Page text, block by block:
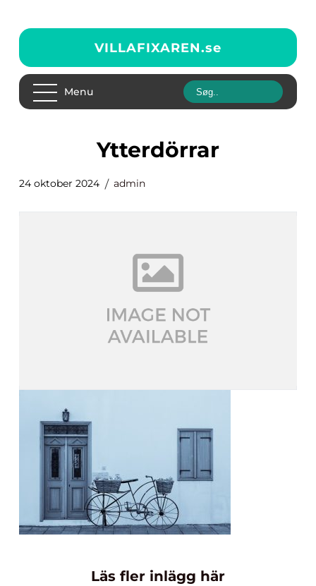
VILLAFIXAREN.se
Menu
Ytterdörrar
24 oktober 2024 admin
Läs fler inlägg här